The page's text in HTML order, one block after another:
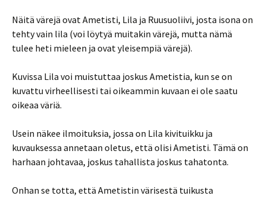
Näitä värejä ovat Ametisti, Lila ja Ruusuoliivi, josta isona on
tehty vain lila (voi löytyä muitakin värejä, mutta nämä
tulee heti mieleen ja ovat yleisempiä värejä).
Kuvissa Lila voi muistuttaa joskus Ametistia, kun se on
kuvattu virheellisesti tai oikeammin kuvaan ei ole saatu
oikeaa väriä.
Usein näkee ilmoituksia, jossa on Lila kivituikku ja
kuvauksessa annetaan oletus, että olisi Ametisti. Tämä on
harhaan johtavaa, joskus tahallista joskus tahatonta.
Onhan se totta, että Ametistin värisestä tuikusta